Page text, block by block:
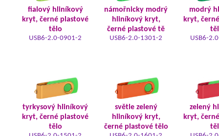
fialový hliníkový
kryt, černé plastové
tělo
USB6-2.0-0901-2
námořnicky modrý
hliníkový kryt,
černé plastové tě
USB6-2.0-1301-2
modrý
kryt,
USB6-
tyrkysový hliníkový
kryt, černé plastové
tělo
světle zelený
hliníkový kryt,
černé plastové tělo
zelený
kryt,